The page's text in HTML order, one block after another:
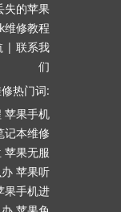
失的苹果
维修教程
| 联系我
们
热门词:
苹果手机
记本维修
苹果无服
苹果听
果手机进